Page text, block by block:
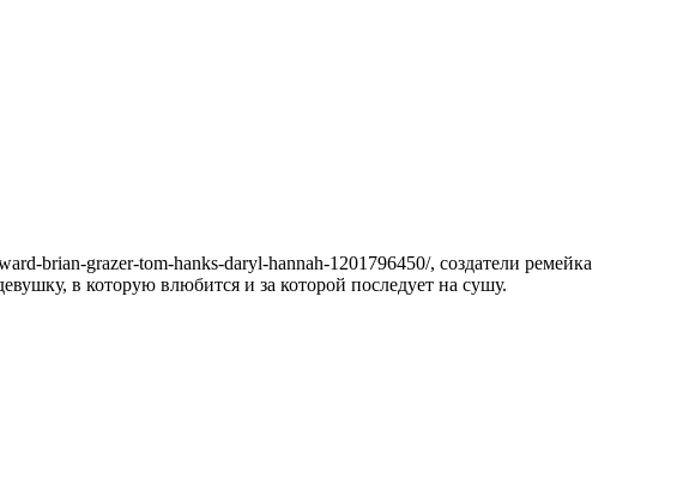
brian-grazer-tom-hanks-daryl-hannah-1201796450/, создатели ремейка
в которую влюбится и за которой последует на сушу.